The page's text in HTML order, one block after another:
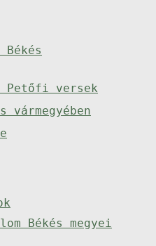
Petőfi versek
vármegyében
Békés megyei